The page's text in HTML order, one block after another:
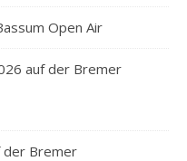
Open Air
auf der Bremer
der Bremer